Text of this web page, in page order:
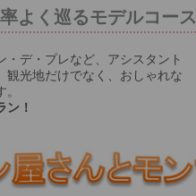
よく巡るモデルコース
デ・プレなど、アシスタント
観光地だけでなく、おしゃれな
ン！